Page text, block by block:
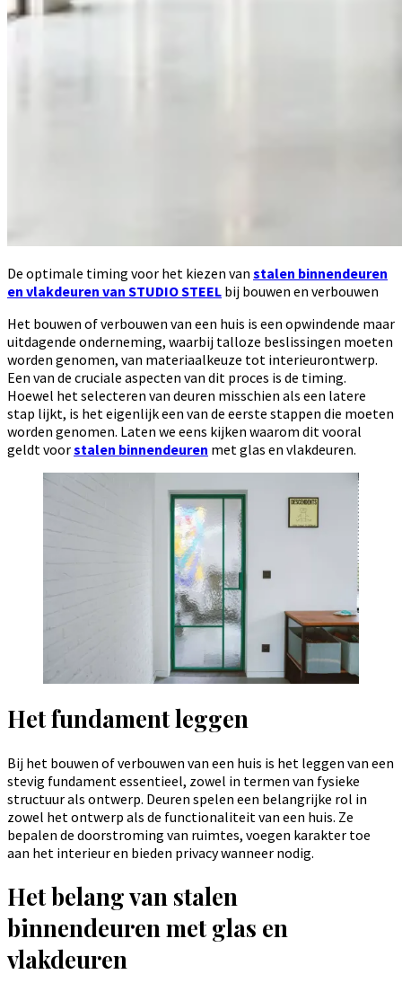
De optimale timing voor het kiezen van stalen binnendeuren
en vlakdeuren van STUDIO STEEL bij bouwen en verbouwen
Het bouwen of verbouwen van een huis is een opwindende maar
uitdagende onderneming, waarbij talloze beslissingen moeten
worden genomen, van materiaalkeuze tot interieurontwerp.
Een van de cruciale aspecten van dit proces is de timing.
Hoewel het selecteren van deuren misschien als een latere
stap lijkt, is het eigenlijk een van de eerste stappen die moeten
worden genomen. Laten we eens kijken waarom dit vooral
geldt voorstalen binnendeuren met glas en vlakdeuren.
Het fundament leggen
Bij het bouwen of verbouwen van een huis is het leggen van een
stevig fundament essentieel, zowel in termen van fysieke
structuur als ontwerp. Deuren spelen een belangrijke rol in
zowel het ontwerp als de functionaliteit van een huis. Ze
bepalen de doorstroming van ruimtes, voegen karakter toe
aan het interieur en bieden privacy wanneer nodig.
Het belang van stalen
binnendeuren met glas en
vlakdeuren